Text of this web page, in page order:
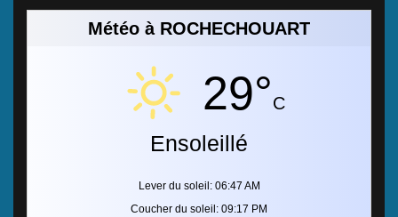
Météo à ROCHECHOUART
29°C
Ensoleillé
Lever du soleil: 06:47 AM
Coucher du soleil: 09:17 PM